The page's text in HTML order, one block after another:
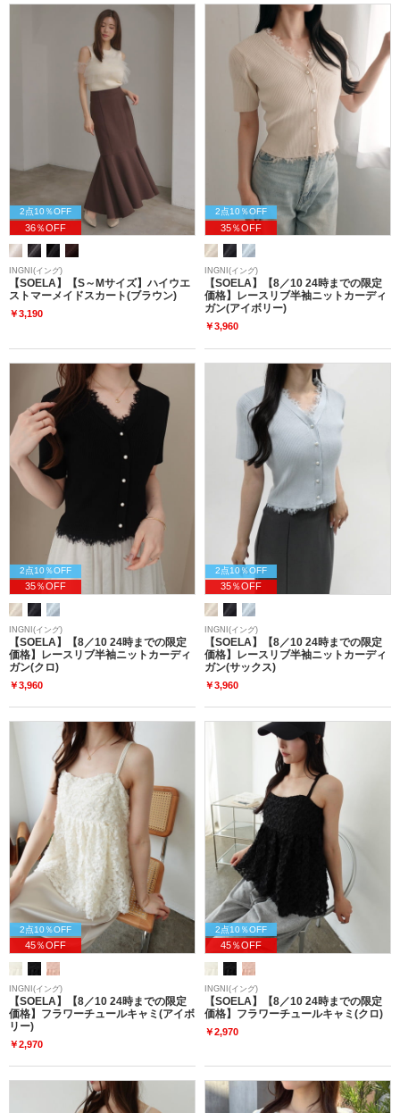
2点10％OFF
36％OFF
INGNI(イング)
【SOELA】【S～Mサイズ】ハイウエ
ストマーメイドスカート(ブラウン)
￥3,190
2点10％OFF
35％OFF
INGNI(イング)
【SOELA】【8／10 24時までの限定
価格】レースリブ半袖ニットカーディ
ガン(アイボリー)
￥3,960
2点10％OFF
35％OFF
INGNI(イング)
【SOELA】【8／10 24時までの限定
価格】レースリブ半袖ニットカーディ
ガン(クロ)
￥3,960
2点10％OFF
35％OFF
INGNI(イング)
【SOELA】【8／10 24時までの限定
価格】レースリブ半袖ニットカーディ
ガン(サックス)
￥3,960
2点10％OFF
45％OFF
INGNI(イング)
【SOELA】【8／10 24時までの限定
価格】フラワーチュールキャミ(アイボ
リー)
￥2,970
2点10％OFF
45％OFF
INGNI(イング)
【SOELA】【8／10 24時までの限定
価格】フラワーチュールキャミ(クロ)
￥2,970